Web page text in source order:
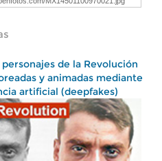
de la Revolución
y animadas mediante
artificial (deepfakes)